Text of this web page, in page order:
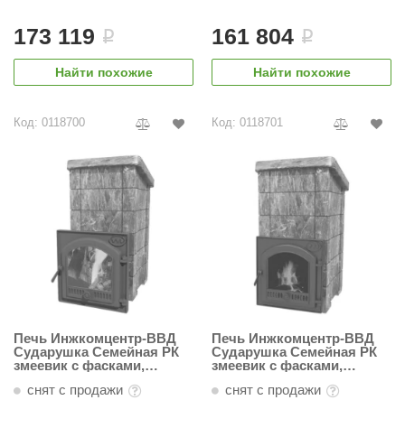
173 119 i
Найти похожие
161 804 i
Найти похожие
Код: 0118700
Печь Инжкомцентр-ВВД
Сударушка Семейная РК
змеевик с фасками,
панорамным стеклом
снят с продажи
Код: 0118701
Печь Инжкомцентр-ВВД
Сударушка Семейная РК
змеевик с фасками,
чугунной дверью
снят с продажи